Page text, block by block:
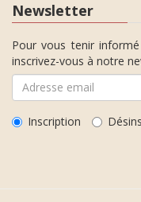
Newsletter
Pour vous tenir
inscrivez-vous à notre
Inscription